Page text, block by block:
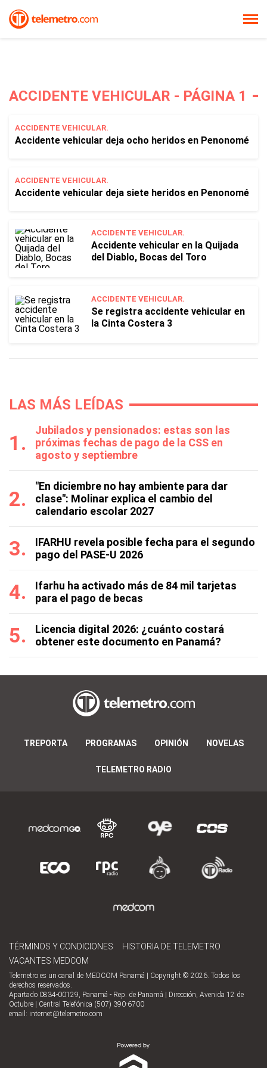
ACCIDENTE VEHICULAR - PÁGINA 1
ACCIDENTE VEHICULAR.
Accidente vehicular deja ocho heridos en Penonomé
ACCIDENTE VEHICULAR.
Accidente vehicular deja siete heridos en Penonomé
ACCIDENTE VEHICULAR.
Accidente vehicular en la Quijada
del Diablo, Bocas del Toro
ACCIDENTE VEHICULAR.
Se registra accidente vehicular en
la Cinta Costera 3
LAS MÁS LEÍDAS
Jubilados y pensionados: estas son las
próximas fechas de pago de la CSS en
agosto y septiembre
"En diciembre no hay ambiente para dar
clase": Molinar explica el cambio del
calendario escolar 2027
IFARHU revela posible fecha para el segundo
pago del PASE-U 2026
Ifarhu ha activado más de 84 mil tarjetas
para el pago de becas
Licencia digital 2026: ¿cuánto costará
obtener este documento en Panamá?
TREPORTA PROGRAMAS OPINIÓN NOVELAS
TELEMETRO RADIO
TÉRMINOS Y CONDICIONES
HISTORIA DE TELEMETRO
VACANTES MEDCOM
Telemetro es un canal de MEDCOM Panamá | Copyright © 2026. Todos los
derechos reservados.
Apartado 0834-00129, Panamá - Rep. de Panamá | Dirección, Avenida 12 de
Octubre | Central Telefónica (507) 390-6700
email: internet@telemetro.com